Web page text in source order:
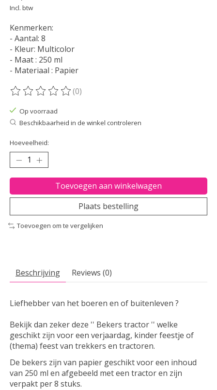
Incl. btw
Kenmerken:
- Aantal: 8
- Kleur: Multicolor
- Maat : 250 ml
- Materiaal : Papier
De beoordeling van dit product is
(0)
Op voorraad
Beschikbaarheid in de winkel controleren
Hoeveelheid:
Toevoegen aan winkelwagen
Plaats bestelling
Toevoegen om te vergelijken
Beschrijving Reviews (0)
Liefhebber van het boeren en of buitenleven ?
Bekijk dan zeker deze '' Bekers tractor '' welke
geschikt zijn voor een verjaardag, kinder feestje of
(thema) feest van trekkers en tractoren.
De bekers zijn van papier geschikt voor een inhoud
van 250 ml en afgebeeld met een tractor en zijn
verpakt per 8 stuks.